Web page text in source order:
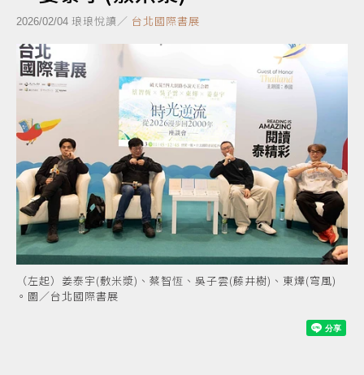
2026/02/04 琅琅悅讀／ 台北國際書展
（左起）姜泰宇(敷米漿)、蔡智恆、吳子雲(藤井樹)、東燁(穹風)
。圖／台北國際書展